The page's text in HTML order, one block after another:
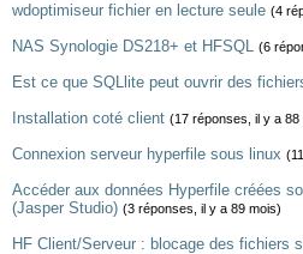
wdoptimiseur fichier en lecture seule (4
NAS Synologie DS218+ et HFSQL (6
Est ce que SQLlite peut ouvrir des
Installation coté client (17 réponses, il y a 88
Connexion serveur hyperfile sous linux
Accéder aux données Hyperfile créées
(Jasper Studio) (3 réponses, il y a 89 mois)
HF Client/Serveur : blocage des fichiers